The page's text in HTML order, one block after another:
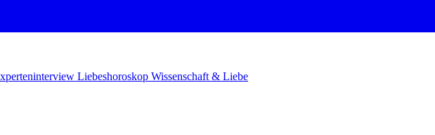
Liebeshoroskop Wissenschaft & Liebe